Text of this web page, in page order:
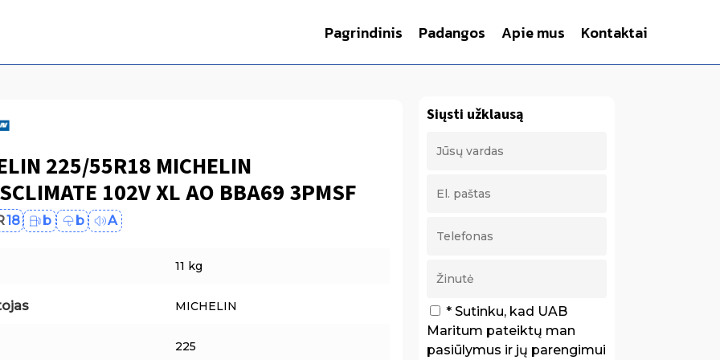
Pagrindinis Padangos Apie mus Kontaktai
225/55R18 MICHELIN
102V XL AO BBA69 3PMSF
18 b b A
11 kg
MICHELIN
225
Siųsti užklausą
* Sutinku, kad UAB
Maritum pateiktų man
pasiūlymus ir jų parengimui